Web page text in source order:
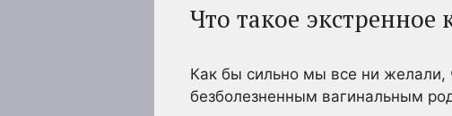
Что такое
Как бы сильно мы все ни желали,
безболезненным вагинальным